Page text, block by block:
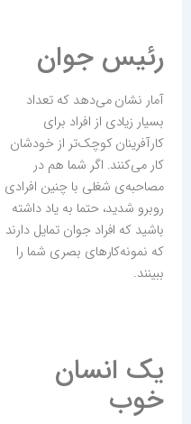
رئیس جوان
آمار نشان می‌دهد که تعداد
بسیار زیادی از افراد برای
کارآفرینان کوچک‌تر از خودشان
کار می‌کنند. اگر شما هم در
مصاحبه‌ی شغلی با چنین افرادی
روبرو شدید، حتما به یاد داشته
باشید که افراد جوان تمایل دارند
که نمونه‌کارهای بصری شما را
ببینند.
یک انسان
خوب